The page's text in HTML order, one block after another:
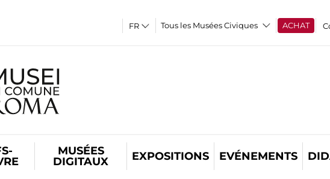
Tous les Musées Civiques ACHAT
MUSÉES
DIGITAUX
EXPOSITIONS EVÉNEMENTS